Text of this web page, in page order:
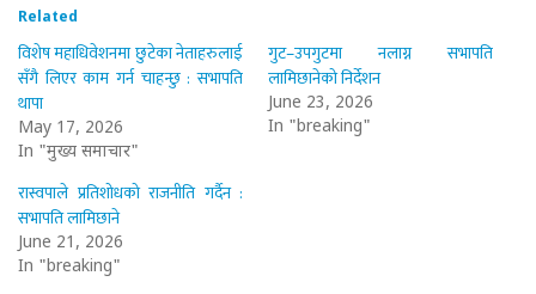
Related
विशेष महाधिवेशनमा छुटेका नेताहरुलाई
सँगै लिएर काम गर्न चाहन्छु : सभापति
थापा
May 17, 2026
In "मुख्य समाचार"
गुट–उपगुटमा नलाग्न सभापति
लामिछानेको निर्देशन
June 23, 2026
In "breaking"
रास्वपाले प्रतिशोधको राजनीति गर्दैन :
सभापति लामिछाने
June 21, 2026
In "breaking"